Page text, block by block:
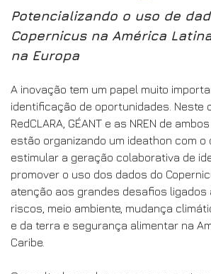
Potencializando o uso de
Copernicus na América
na Europa
A inovação tem um papel muito
identificação de oportunidades. Neste
RedCLARA, GÉANT e as NREN de
estão organizando um ideathon com o
estimular a geração colaborativa de
promover o uso dos dados do
atenção aos grandes desafios ligados
riscos, meio ambiente, mudança
e da terra e segurança alimentar na
Caribe.